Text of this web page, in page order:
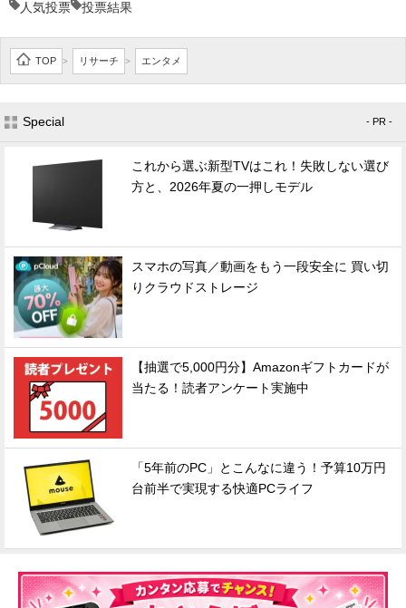
人気投票 投票結果
TOP > リサーチ > エンタメ
Special - PR -
これから選ぶ新型TVはこれ！失敗しない選び
方と、2026年夏の一押しモデル
スマホの写真／動画をもう一段安全に 買い切
りクラウドストレージ
【抽選で5,000円分】Amazonギフトカードが
当たる！読者アンケート実施中
「5年前のPC」とこんなに違う！予算10万円
台前半で実現する快適PCライフ